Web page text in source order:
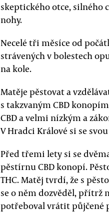
skeptického otce, silného
nohy.
Necelé tři měsíce od
strávených v bolestech
na kole.
Matěje pěstovat a
s takzvaným CBD
CBD a velmi nízkým a
V Hradci Králové si se
Před třemi lety si se
pěstírnu CBD konopí.
THC. Matěj tvrdí, že s
se o něm dozvěděl, přítrž
potřeboval vrátit půjčené